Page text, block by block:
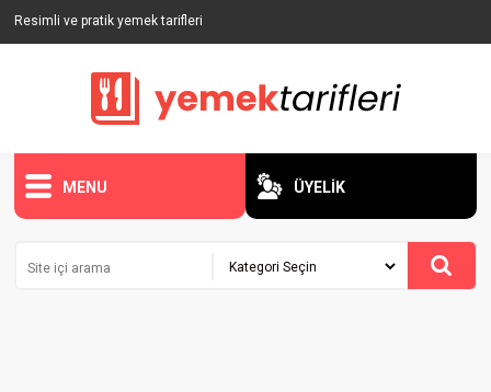
Resimli ve pratik yemek tarifleri
MENU ÜYELİK